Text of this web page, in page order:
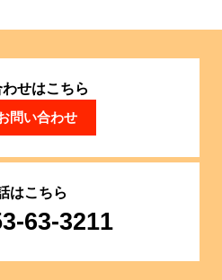
せはこちら
問い合わせ
はこちら
63-3211